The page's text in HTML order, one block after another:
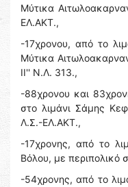
Μύτικα
ΕΛ.ΑΚΤ.,
-17χρονου, από το
Μύτικα
ΙΙ'' Ν.Λ. 313.,
-88χρονου και
στο λιμάνι Σάμης
Λ.Σ.-ΕΛ.ΑΚΤ.,
-17χρονης, από το
Βόλου, με
-54χρονης, από το